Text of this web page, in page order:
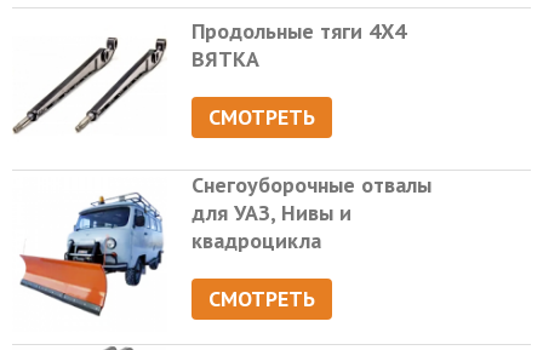
Продольные тяги 4Х4
ВЯТКА
СМОТРЕТЬ
Снегоуборочные отвалы
для УАЗ, Нивы и
квадроцикла
СМОТРЕТЬ